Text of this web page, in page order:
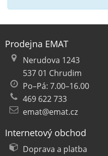
Prodejna EMAT
Nerudova 1243
537 01 Chrudim
Po–Pá: 7.00–16.00
469 622 733
emat@emat.cz
Internetový obchod
Doprava a platba